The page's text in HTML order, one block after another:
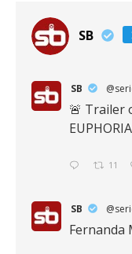
SB
SB
🚨 Trailer
11
SB
Fernanda